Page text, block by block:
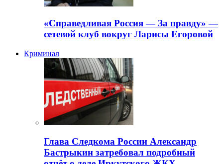
«Справедливая Россия — За правду» —
сетевой клуб вокруг Ларисы Егоровой
Криминал
Глава Следкома России Александр
Бастрыкин затребовал подробный